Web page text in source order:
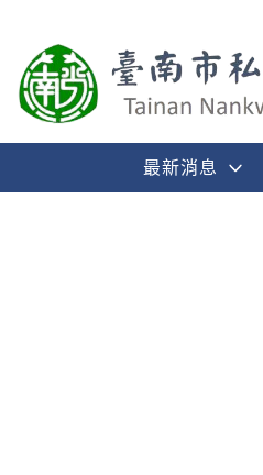
最新消息